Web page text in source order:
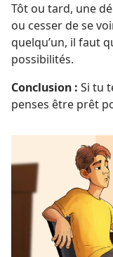
Tôt ou tard, une
ou cesser de se
quelqu’un, il faut
possibilités.
Conclusion : Si tu
penses être prêt